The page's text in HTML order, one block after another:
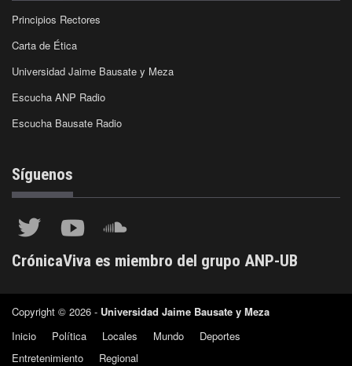
Principios Rectores
Carta de Ética
Universidad Jaime Bausate y Meza
Escucha ANP Radio
Escucha Bausate Radio
Síguenos
CrónicaViva es miembro del grupo ANP-UB
Copyright © 2026 - Universidad Jaime Bausate y Meza
Inicio
Política Locales Mundo
Deportes
Entretenimiento
Regional